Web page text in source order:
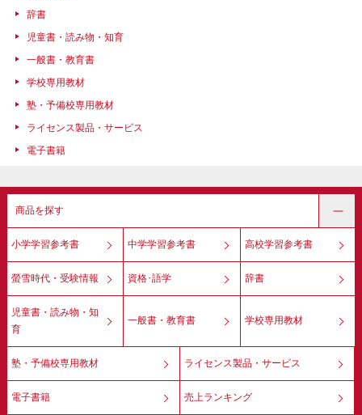
辞書
児童書・読み物・知育
一般書・教育書
学校専用教材
塾・予備校専用教材
ライセンス製品・サービス
電子書籍
商品を探す
小学学習参考書 中学学習参考書 高校学習参考書
螢雪時代・受験情報 資格･語学 辞書
児童書・読み物・知
育
一般書・教育書 学校専用教材
塾・予備校専用教材 ライセンス製品・サービス
電子書籍 売上ランキング